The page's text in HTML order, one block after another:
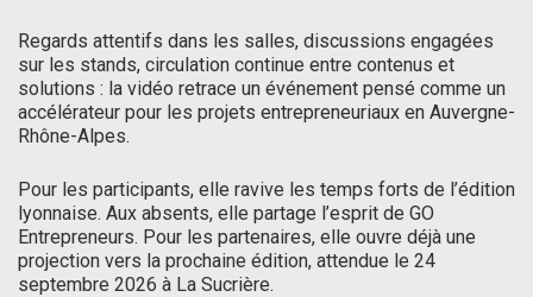
Regards attentifs dans les salles, discussions engagées
sur les stands, circulation continue entre contenus et
solutions : la vidéo retrace un événement pensé comme un
accélérateur pour les projets entrepreneuriaux en Auvergne-
Rhône-Alpes.
Pour les participants, elle ravive les temps forts de l’édition
lyonnaise. Aux absents, elle partage l’esprit de GO
Entrepreneurs. Pour les partenaires, elle ouvre déjà une
projection vers la prochaine édition, attendue le 24
septembre 2026 à La Sucrière.